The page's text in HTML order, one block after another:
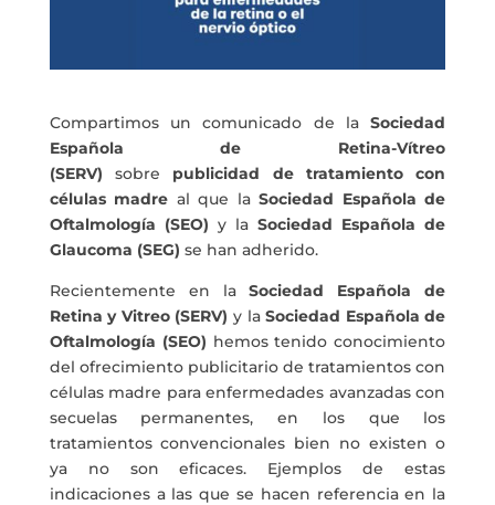
Compartimos un comunicado de laSociedad
Española de Retina-Vítreo
(SERV) sobre publicidad de tratamiento con
células madre al que laSociedad Española de
Oftalmología (SEO) y laSociedad Española de
Glaucoma (SEG) se han adherido.
Recientemente en laSociedad Española de
Retina y Vitreo (SERV) y laSociedad Española de
Oftalmología (SEO) hemos tenido conocimiento
del ofrecimiento publicitario de tratamientos con
células madre para enfermedades avanzadas con
secuelas permanentes, en los que los
tratamientos convencionales bien no existen o
ya no son eficaces. Ejemplos de estas
indicaciones a las que se hacen referencia en la